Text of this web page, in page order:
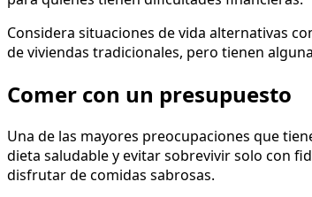
Considera situaciones de vida alternativas
de viviendas tradicionales, pero tienen
Comer con un presupuesto
Una de las mayores preocupaciones que
dieta saludable y evitar sobrevivir solo con
disfrutar de comidas sabrosas.